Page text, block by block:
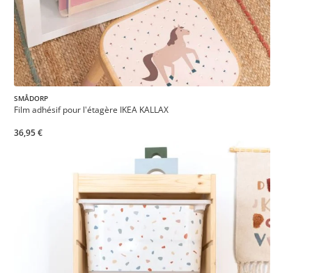
SMÅDORP
Film adhésif pour l'étagère IKEA KALLAX
36,95 €